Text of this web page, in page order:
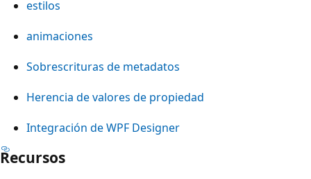
estilos
animaciones
Sobrescrituras de metadatos
Herencia de valores de propiedad
Integración de WPF Designer
Recursos